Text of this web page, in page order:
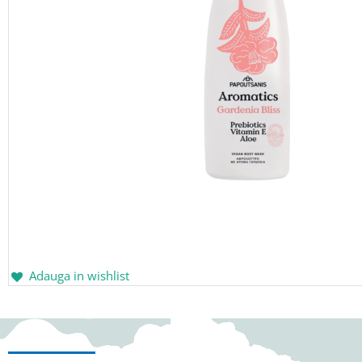
Adauga in wishlist